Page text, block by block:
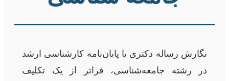
نگارش رساله دکتری یا پایان‌نامه کارشناسی ارشد
در رشته جامعه‌شناسی، فراتر از یک تکلیف